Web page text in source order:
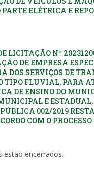
ELÉTRICA E
LICITAÇÃO Nº
DE EMPRESA
DOS SERVIÇOS DE
TIPO FLUVIAL, PARA
DE ENSINO DO
E
002/2019
COM O PROCESSO
estão encerrados.